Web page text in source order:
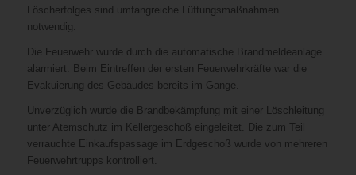
Löscherfolges sind umfangreiche Lüftungsmaßnahmen
notwendig.
Die Feuerwehr wurde durch die automatische Brandmeldeanlage
alarmiert. Beim Eintreffen der ersten Feuerwehrkräfte war die
Evakuierung des Gebäudes bereits im Gange.
Unverzüglich wurde die Brandbekämpfung mit einer Löschleitung
unter Atemschutz im Kellergeschoß eingeleitet. Die zum Teil
verrauchte Einkaufspassage im Erdgeschoß wurde von mehreren
Feuerwehrtrupps kontrolliert.